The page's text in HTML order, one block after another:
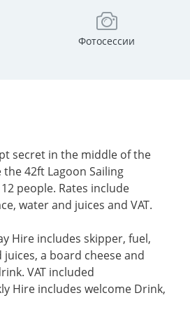
Фотосессии
secret in the middle of the
42ft Lagoon Sailing
people. Rates include
water and juices and VAT.
Hire includes skipper, fuel,
a board cheese and
VAT included
Hire includes welcome Drink,